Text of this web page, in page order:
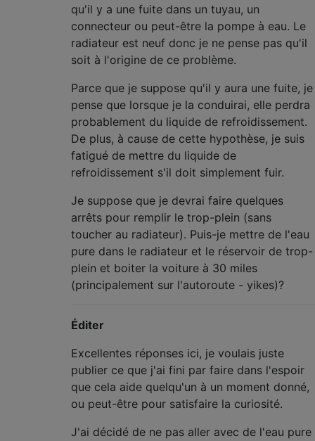
qu'il y a une fuite dans un tuyau, un
connecteur ou peut-être la pompe à eau. Le
radiateur est neuf donc je ne pense pas qu'il
soit à l'origine de ce problème.
Parce que je suppose qu'il y aura une fuite, je
pense que lorsque je la conduirai, elle perdra
probablement du liquide de refroidissement.
De plus, à cause de cette hypothèse, je suis
fatigué de mettre du liquide de
refroidissement s'il doit simplement fuir.
Je suppose que je devrai faire quelques
arrêts pour remplir le trop-plein (sans
toucher au radiateur). Puis-je mettre de l'eau
pure dans le radiateur et le réservoir de trop-
plein et boiter la voiture à 30 miles
(principalement sur l'autoroute - yikes)?
Éditer
Excellentes réponses ici, je voulais juste
publier ce que j'ai fini par faire dans l'espoir
que cela aide quelqu'un à un moment donné,
ou peut-être pour satisfaire la curiosité.
J'ai décidé de ne pas aller avec de l'eau pure